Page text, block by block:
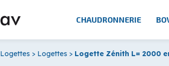
CHAUDRONNERIE
Logettes > Logettes > Logette Zénith L= 2000